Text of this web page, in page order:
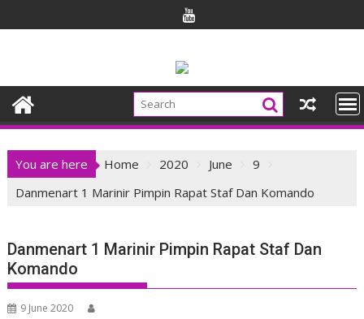
to
You are here Home 2020 June
9
Danmenart 1 Marinir Pimpin Rapat Staf Dan Komando
Danmenart 1 Marinir Pimpin Rapat Staf Dan
Komando
9 June 2020